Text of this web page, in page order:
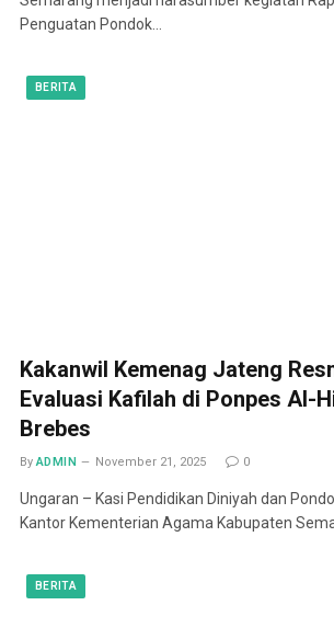
Penguatan Pondok…
BERITA
Kakanwil Kemenag Jateng
Evaluasi Kafilah di Ponpes Al-
Brebes
By ADMIN November 21, 2025 0
Ungaran – Kasi Pendidikan Diniyah dan
Kantor Kementerian Agama Kabupaten
BERITA